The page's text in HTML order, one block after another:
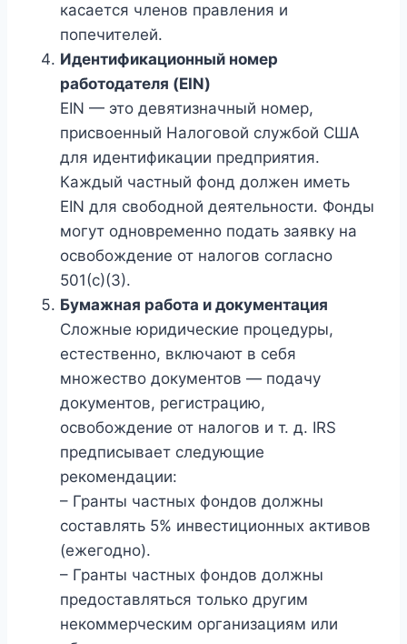
касается членов правления и
попечителей.
Идентификационный номер
работодателя (EIN)
EIN — это девятизначный номер,
присвоенный Налоговой службой США
для идентификации предприятия.
Каждый частный фонд должен иметь
EIN для свободной деятельности. Фонды
могут одновременно подать заявку на
освобождение от налогов согласно
501(c)(3).
Бумажная работа и документация
Сложные юридические процедуры,
естественно, включают в себя
множество документов — подачу
документов, регистрацию,
освобождение от налогов и т. д. IRS
предписывает следующие
рекомендации:
– Гранты частных фондов должны
составлять 5% инвестиционных активов
(ежегодно).
– Гранты частных фондов должны
предоставляться только другим
некоммерческим организациям или